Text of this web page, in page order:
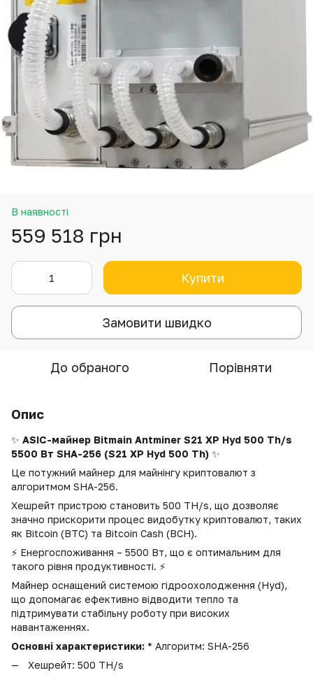
В наявності
559 518 грн
Купити
Замовити швидко
До обраного Порівняти
Опис
✨ ASIC-майнер Bitmain Antminer S21 XP Hyd 500 Th/s
5500 Вт SHA-256 (S21 XP Hyd 500 Th) ✨
Це потужний майнер для майнінгу криптовалют з
алгоритмом SHA-256.
Хешрейт пристрою становить 500 TH/s, що дозволяє
значно прискорити процес видобутку криптовалют, таких
як Bitcoin (BTC) та Bitcoin Cash (BCH).
⚡ Енергоспоживання – 5500 Вт, що є оптимальним для
такого рівня продуктивності. ⚡
Майнер оснащений системою гідроохолодження (Hyd),
що допомагає ефективно відводити тепло та
підтримувати стабільну роботу при високих
навантаженнях.
Основні характеристики: * Алгоритм: SHA-256
Хешрейт: 500 TH/s